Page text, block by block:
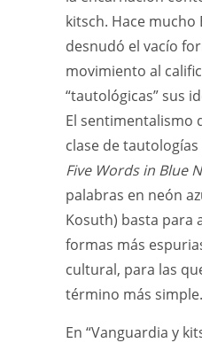
kitsch. Hace
desnudó el vacío
movimiento al
“tautológicas” sus
El sentimentalismo
clase de
Five Words in Blue
palabras en neón
Kosuth) basta para
formas más
cultural, para las
término más simple.
En “Vanguardia y